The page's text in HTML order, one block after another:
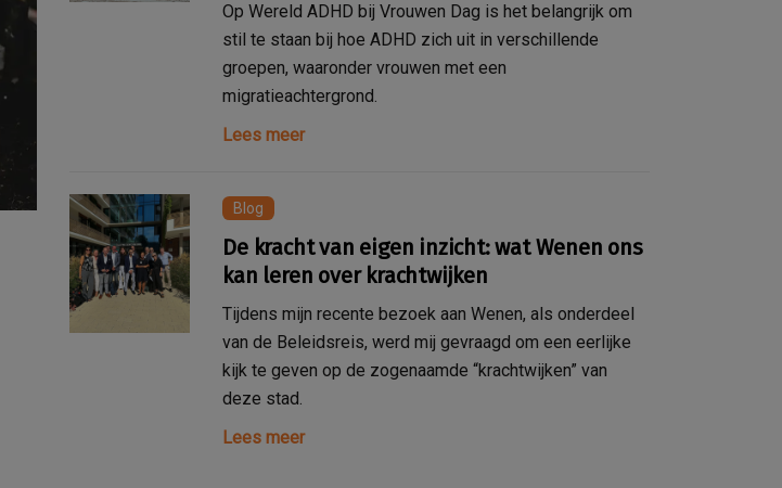
Op Wereld ADHD bij Vrouwen Dag is het belangrijk om
stil te staan bij hoe ADHD zich uit in verschillende
groepen, waaronder vrouwen met een
migratieachtergrond.
Lees meer
Blog
De kracht van eigen inzicht: wat Wenen ons
kan leren over krachtwijken
Tijdens mijn recente bezoek aan Wenen, als onderdeel
van de Beleidsreis, werd mij gevraagd om een eerlijke
kijk te geven op de zogenaamde “krachtwijken” van
deze stad.
Lees meer